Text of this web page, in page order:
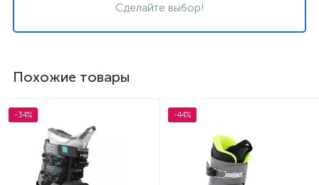
Сделайте выбор!
Похожие товары
-34% -44%